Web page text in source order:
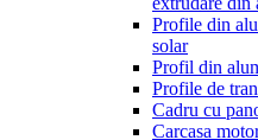
Profile din
solar
Profil din
Profile de
Cadru cu
Carcasa